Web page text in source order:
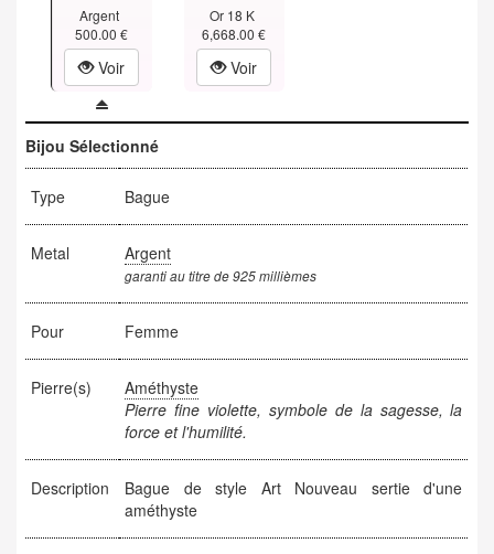
Argent
500.00 €
Voir
Or 18 K
6,668.00 €
Voir
Bijou Sélectionné
Type Bague
Metal Argent
garanti au titre de 925 millièmes
Pour Femme
Pierre(s)
Améthyste
Pierre fine violette, symbole de la sagesse, la
force et l'humilité.
Description
Bague de style Art Nouveau sertie d'une
améthyste